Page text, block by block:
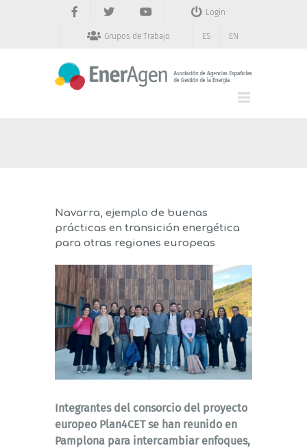
Login
Grupos de Trabajo ES EN
Navarra, ejemplo de buenas
prácticas en transición energética
para otras regiones europeas
Integrantes del consorcio del proyecto
europeo Plan4CET se han reunido en
Pamplona para intercambiar enfoques,